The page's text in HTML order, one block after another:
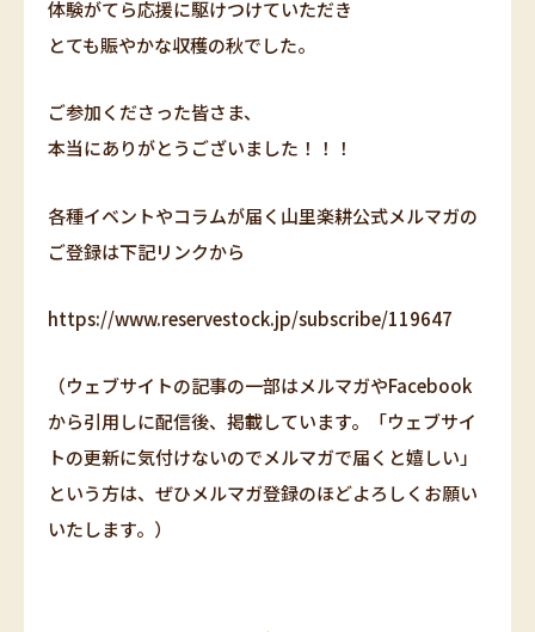
体験がてら応援に駆けつけていただき
とても賑やかな収穫の秋でした。
ご参加くださった皆さま、
本当にありがとうございました！！！
各種イベントやコラムが届く山里楽耕公式メルマガの
ご登録は下記リンクから
https://www.reservestock.jp/subscribe/119647
（ウェブサイトの記事の一部はメルマガやFacebook
から引用しに配信後、掲載しています。「ウェブサイ
トの更新に気付けないのでメルマガで届くと嬉しい」
という方は、ぜひメルマガ登録のほどよろしくお願い
いたします。）